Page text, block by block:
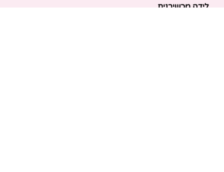
לידה מכשירנית